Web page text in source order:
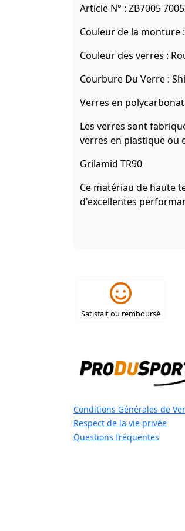
Article N° : ZB7005
Couleur de la monture :
Couleur des verres :
Courbure Du Verre :
Verres en
Les verres sont
verres en plastique ou
Grilamid TR90
Ce matériau de haute
d'excellentes
Satisfait ou remboursé
Conditions Générales de
Respect de la vie privée
Questions fréquentes